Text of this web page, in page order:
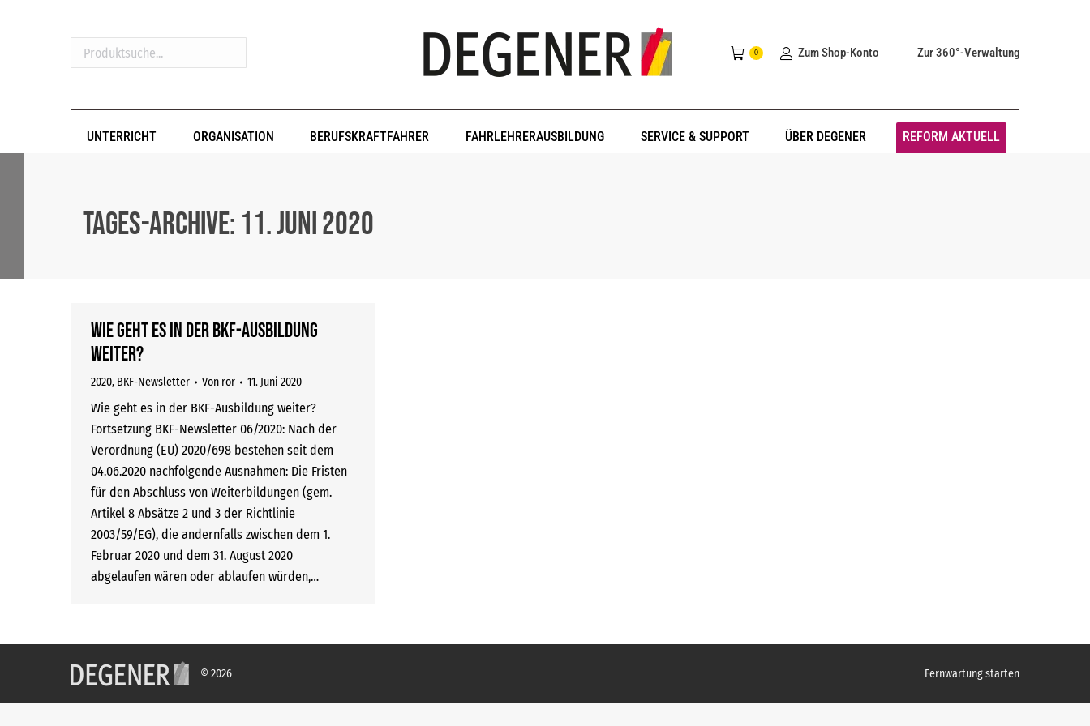
Produktsuche...
0 Zum Shop-Konto Zur 360°-Verwaltung
UNTERRICHT ORGANISATION BERUFSKRAFTFAHRER FAHRLEHRERAUSBILDUNG SERVICE & SUPPORT ÜBER DEGENER REFORM AKTUELL
Tages-Archive: 11. Juni 2020
Wie geht es in der BKF-Ausbildung
weiter?
2020, BKF-Newsletter Von ror 11. Juni 2020
Wie geht es in der BKF-Ausbildung weiter?
Fortsetzung BKF-Newsletter 06/2020: Nach der
Verordnung (EU) 2020/698 bestehen seit dem
04.06.2020 nachfolgende Ausnahmen: Die Fristen
für den Abschluss von Weiterbildungen (gem.
Artikel 8 Absätze 2 und 3 der Richtlinie
2003/59/EG), die andernfalls zwischen dem 1.
Februar 2020 und dem 31. August 2020
abgelaufen wären oder ablaufen würden,…
© 2026 Fernwartung starten